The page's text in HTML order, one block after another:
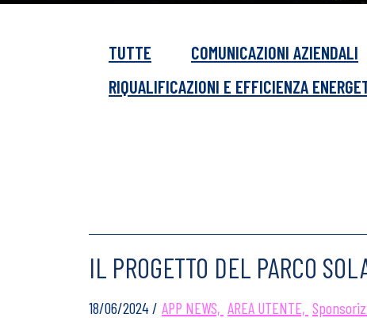
TUTTE COMUNICAZIONI AZIENDALI
RIQUALIFICAZIONI E EFFICIENZA
IL PROGETTO DEL PARCO
18/06/2024 / APP NEWS, AREA UTENTE,